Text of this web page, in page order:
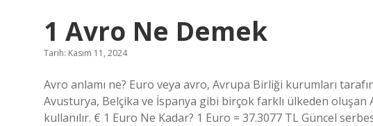
1 Avro Ne Demek
Tarih: Kasım 11, 2024
Avro anlamı ne? Euro veya avro, Avrupa Birliği kurumları
Avusturya, Belçika ve İspanya gibi birçok farklı ülkeden
kullanılır. € 1 Euro Ne Kadar? 1 Euro = 37.3077 TL Güncel